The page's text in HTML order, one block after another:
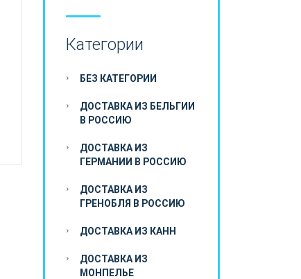
Категории
БЕЗ КАТЕГОРИИ
ДОСТАВКА ИЗ БЕЛЬГИИ
В РОССИЮ
ДОСТАВКА ИЗ
ГЕРМАНИИ В РОССИЮ
ДОСТАВКА ИЗ
ГРЕНОБЛЯ В РОССИЮ
ДОСТАВКА ИЗ КАНН
ДОСТАВКА ИЗ
МОНПЕЛЬЕ